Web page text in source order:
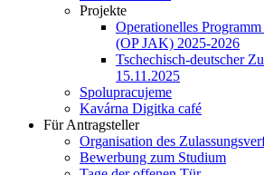
Projekte
Operationelles
(OP JAK) 2025-2026
Tschechisch-deutscher
15.11.2025
Spolupracujeme
Kavárna Digitka café
Für Antragsteller
Organisation des
Bewerbung zum Studium